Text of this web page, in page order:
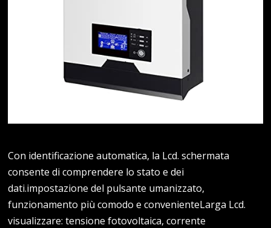
Con identificazione automatica, la Lcd. schermata
consente di comprendere lo stato e dei
dati.impostazione del pulsante umanizzato,
funzionamento più comodo e convenienteLarga Lcd.
visualizzare: tensione fotovoltaica, corrente